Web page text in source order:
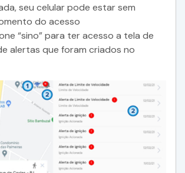
seu celular pode estar sem
do acesso
“sino” para ter acesso a tela de
alertas que foram criados no